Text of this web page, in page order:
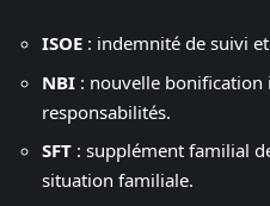
ISOE : indemnité de suivi
NBI : nouvelle
responsabilités.
SFT : supplément familial
situation familiale.